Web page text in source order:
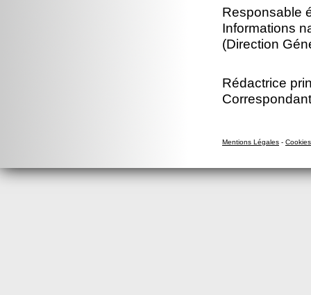
Responsable
Informations
(Direction
Rédactrice
Mentions Légales - Cookies